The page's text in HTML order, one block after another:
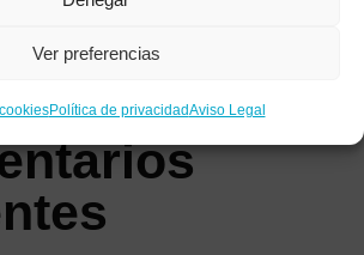
Ver preferencias
Política de privacidadAviso Legal
Alcoholismo funcional y